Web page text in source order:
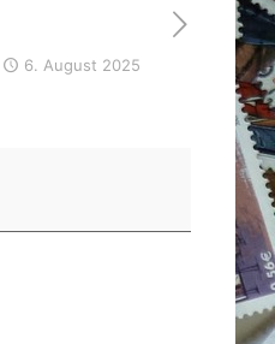
6. August 2025